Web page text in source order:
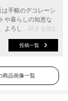
...続きを読む
手帳のデコレーシ
や暮らしの知恵な
よろしくお願いいた
投稿一覧
商品画像一覧